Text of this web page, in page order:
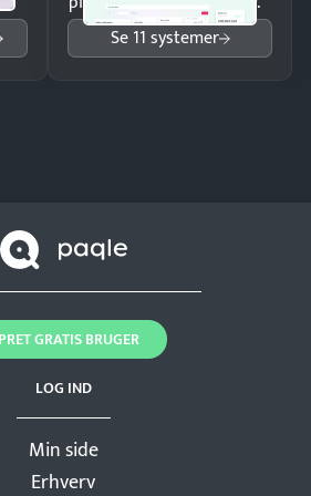
Se 11 systemer
Min side
Erhverv
LOG IND
GRATIS BRUGER